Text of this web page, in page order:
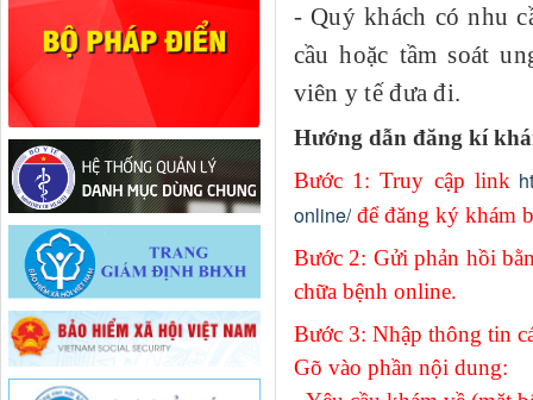
- Quý khách có nhu
cầu hoặc tầm soát
viên y tế đưa đi.
Hướng dẫn đăng kí
Bước 1: Truy cập link
online/để đăng ký khám
Bước 2: Gửi phản hồi
chữa bệnh online.
Bước 3: Nhập thông tin
Gõ vào phần nội dung: